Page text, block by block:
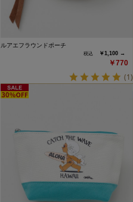
ルアエフラウンドポーチ
￥1,100 →
￥770
(1)